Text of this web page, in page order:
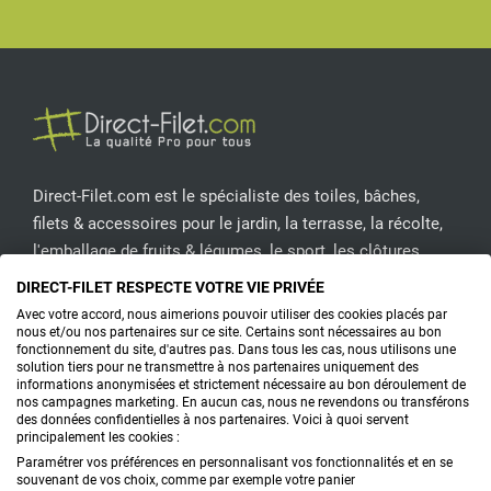
tissée et une toile de paillage biodégradable ?
longtemps que la toile de paillage synthétique ou le
feutre de paillage . Toutefois il a un réel intérêt pour
vous contribuez à réduire l'empreinte carbone tout
en améliorant la fertilité du sol.
Opter pour nos toiles de paillage organiques,
biodégradables et naturelles est la première étape
vers un jardin florissant et respectueux de
l'écosystème. Découvrez la puissance du paillage
bio et offrez à votre jardin le soin qu'il mérite tout en
contribuant à la préservation de notre planète.
Direct-Filet.com est le spécialiste des toiles, bâches,
filets & accessoires pour le jardin, la terrasse, la récolte,
l'emballage de fruits & légumes, le sport, les clôtures...
CONTACTEZ-NOUS
PRODUITS
CONSEILS
DIRECT-FILET RESPECTE VOTRE VIE PRIVÉE
Avec votre accord, nous aimerions pouvoir utiliser des cookies placés par
nous et/ou nos partenaires sur ce site. Certains sont nécessaires au bon
fonctionnement du site, d'autres pas. Dans tous les cas, nous utilisons une
solution tiers pour ne transmettre à nos partenaires uniquement des
informations anonymisées et strictement nécessaire au bon déroulement de
nos campagnes marketing. En aucun cas, nous ne revendons ou transférons
des données confidentielles à nos partenaires. Voici à quoi servent
principalement les cookies :
Paramétrer vos préférences en personnalisant vos fonctionnalités et en se
souvenant de vos choix, comme par exemple votre panier